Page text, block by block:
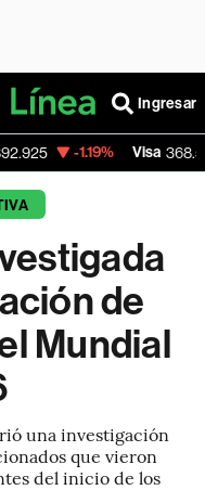
Ingresar
Visa 368.54 -
de
Mundial
una investigación
que vieron
del inicio de los